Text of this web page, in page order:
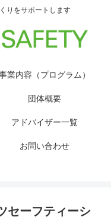
りをサポートします
業内容（プログラム）
団体概要
アドバイザー一覧
お問い合わせ
セーフティーシ